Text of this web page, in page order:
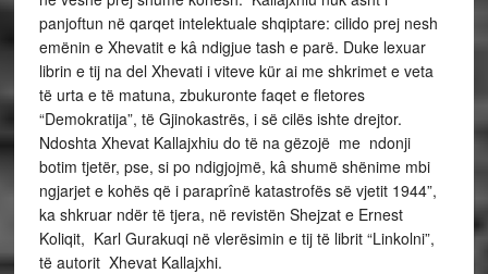
panjoftun në qarqet intelektuale shqiptare: cilido prej nesh
emënin e Xhevatit e kâ ndigjue tash e parë. Duke lexuar
librin e tij na del Xhevati i viteve kür ai me shkrimet e veta
të urta e të matuna, zbukuronte faqet e fletores
“Demokratija”, të Gjinokastrës, i së cilës ishte drejtor.
Ndoshta Xhevat Kallajxhiu do të na gëzojë me ndonji
botim tjetër, pse, si po ndigjojmë, kâ shumë shënime mbi
ngjarjet e kohës që i paraprînë katastrofës së vjetit 1944”,
ka shkruar ndër të tjera, në revistën Shejzat e Ernest
Koliqit, Karl Gurakuqi në vlerësimin e tij të librit “Linkolni”,
të autorit Xhevat Kallajxhi.